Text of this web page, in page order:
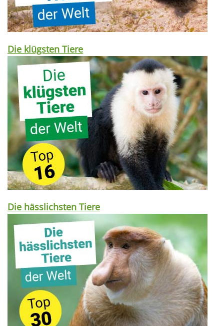
Die klügsten Tiere
Die hässlichsten Tiere